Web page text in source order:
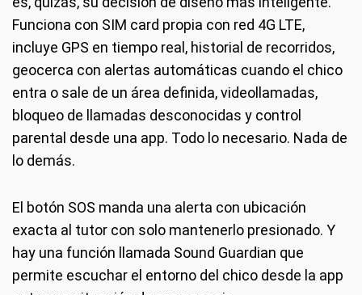
Funciona con SIM card propia con red 4G LTE,
incluye GPS en tiempo real, historial de recorridos,
geocerca con alertas automáticas cuando el chico
entra o sale de un área definida, videollamadas,
bloqueo de llamadas desconocidas y control
parental desde una app. Todo lo necesario. Nada de
lo demás.
El botón SOS manda una alerta con ubicación
exacta al tutor con solo mantenerlo presionado. Y
hay una función llamada Sound Guardian que
permite escuchar el entorno del chico desde la app